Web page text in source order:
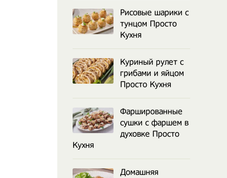
Рисовые шарики с
тунцом Просто
Кухня
Куриный рулет с
грибами и яйцом
Просто Кухня
Фаршированные
сушки с фаршем в
духовке Просто
Кухня
Домашняя